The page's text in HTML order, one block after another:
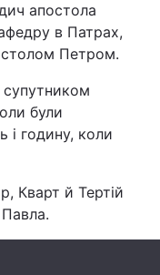
апостола
в Патрах,
Петром.
були
і годину, коли
Кварт й Тертій